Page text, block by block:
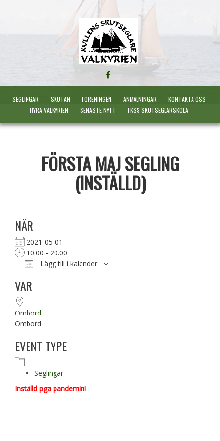
FÖLJ
OSS
PÅ
FACEBOOK
SEGLINGAR SKUTAN FÖRENINGEN ANMÄLNINGAR
KONTAKTA OSS
HYRA VALKYRIEN
SENASTE NYTT FKSS SKUTSEGLARSKOLA
FÖRSTA MAJ SEGLING
(INSTÄLLD)
NÄR
2021-05-01
10:00 - 20:00
Lägg till i kalender
VAR
Ombord
Ombord
EVENT TYPE
Seglingar
Inställd pga pandemin!